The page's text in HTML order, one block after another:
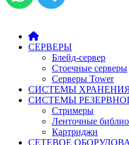
СЕРВЕРЫ
Блейд-сервер
Стоечные серверы
Серверы Tower
СИСТЕМЫ
СИСТЕМЫ
Стримеры
Ленточные
Картриджи
СЕТЕВОЕ